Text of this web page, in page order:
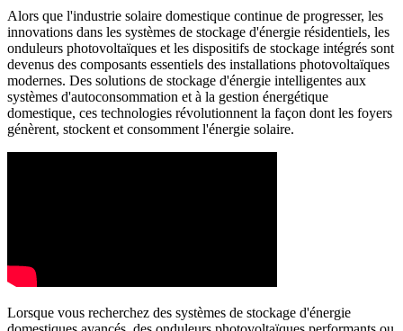
Alors que l'industrie solaire domestique continue de progresser, les
innovations dans les systèmes de stockage d'énergie résidentiels, les
onduleurs photovoltaïques et les dispositifs de stockage intégrés sont
devenus des composants essentiels des installations photovoltaïques
modernes. Des solutions de stockage d'énergie intelligentes aux
systèmes d'autoconsommation et à la gestion énergétique
domestique, ces technologies révolutionnent la façon dont les foyers
génèrent, stockent et consomment l'énergie solaire.
Lorsque vous recherchez des systèmes de stockage d'énergie